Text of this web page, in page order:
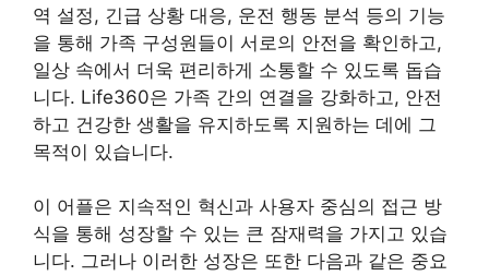
역 설정, 긴급 상황 대응, 운전 행동 분석 등의 기능
을 통해 가족 구성원들이 서로의 안전을 확인하고,
일상 속에서 더욱 편리하게 소통할 수 있도록 돕습
니다. Life360은 가족 간의 연결을 강화하고, 안전
하고 건강한 생활을 유지하도록 지원하는 데에 그
목적이 있습니다.
이 어플은 지속적인 혁신과 사용자 중심의 접근 방
식을 통해 성장할 수 있는 큰 잠재력을 가지고 있습
니다. 그러나 이러한 성장은 또한 다음과 같은 중요